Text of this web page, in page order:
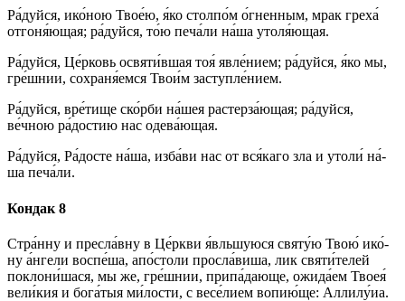
Ра́­дуй­ся, ико́­ною Твое́ю, я́ко столпо́м о́гненным, мрак греха́
от­го­ня́ю­щая; ра́­дуй­ся, то́ю пе­ча́­ли на́­ша утоля́ющая.
Ра́­дуй­ся, Це́р­ковь освяти́вшая тоя́ яв­ле́­ни­ем; ра́­дуй­ся, я́ко мы,
гре́ш­нии, сохраня́емся Тво­и́м заступле́нием.
Ра́­дуй­ся, вре́тище ско́р­би на́шея рас­тер­за́ю­щая; ра́­дуй­ся,
ве́чною ра́­дос­тию нас одева́ющая.
Ра́­дуй­ся, Ра́­дос­те на́­ша, из­ба́­ви нас от вся́­ка­го зла и утоли́ на́­
ша пе­ча́­ли.
Кондак 8
Стра́нну и пресла́вну в Це́рк­ви я́вльшуюся свя­ту́ю Твою́ ико́­
ну а́нгели воспе́ша, апо́столи просла́виша, лик свя­ти́­те­лей
поклони́шася, мы же, гре́ш­нии, при­па́­даю­ще, ожида́ем Твоея́
ве­ли́­кия и бо­га́­тыя ми́­лос­ти, с ве­се́­ли­ем во­пию́­ще: Алли­лу́иа.